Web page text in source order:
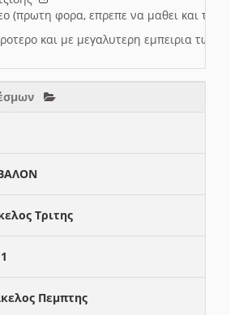
(πρωτη φορα, επρεπε να μαθει και το
και με μεγαλυτερη εμπειρια
Τριτης
Πεμπτης